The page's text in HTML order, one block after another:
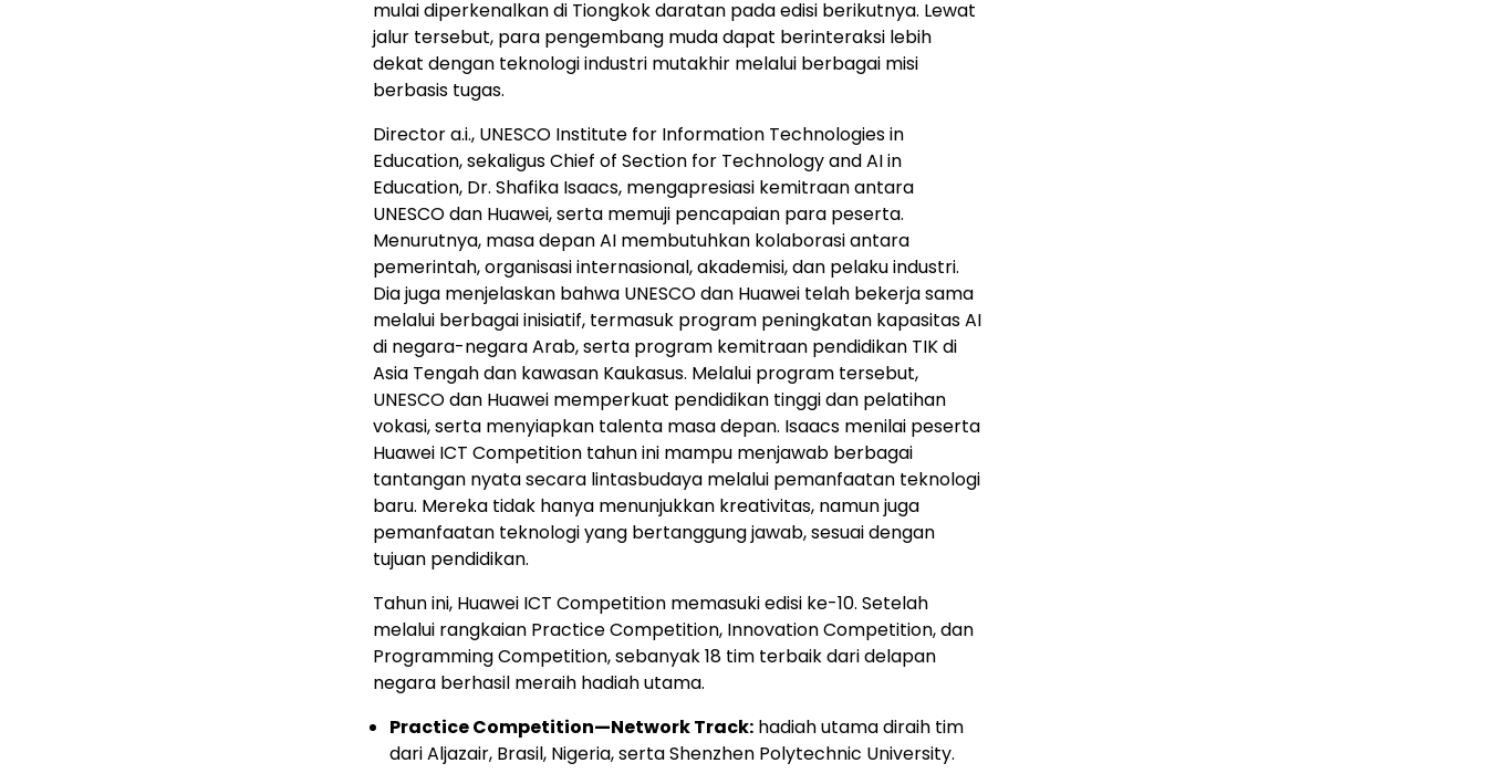
mulai diperkenalkan di Tiongkok daratan pada edisi berikutnya. Lewat
jalur tersebut, para pengembang muda dapat berinteraksi lebih
dekat dengan teknologi industri mutakhir melalui berbagai misi
berbasis tugas.
Director a.i., UNESCO Institute for Information Technologies in
Education, sekaligus Chief of Section for Technology and AI in
Education, Dr. Shafika Isaacs, mengapresiasi kemitraan antara
UNESCO dan Huawei, serta memuji pencapaian para peserta.
Menurutnya, masa depan AI membutuhkan kolaborasi antara
pemerintah, organisasi internasional, akademisi, dan pelaku industri.
Dia juga menjelaskan bahwa UNESCO dan Huawei telah bekerja sama
melalui berbagai inisiatif, termasuk program peningkatan kapasitas AI
di negara-negara Arab, serta program kemitraan pendidikan TIK di
Asia Tengah dan kawasan Kaukasus. Melalui program tersebut,
UNESCO dan Huawei memperkuat pendidikan tinggi dan pelatihan
vokasi, serta menyiapkan talenta masa depan. Isaacs menilai peserta
Huawei ICT Competition tahun ini mampu menjawab berbagai
tantangan nyata secara lintasbudaya melalui pemanfaatan teknologi
baru. Mereka tidak hanya menunjukkan kreativitas, namun juga
pemanfaatan teknologi yang bertanggung jawab, sesuai dengan
tujuan pendidikan.
Tahun ini, Huawei ICT Competition memasuki edisi ke-10. Setelah
melalui rangkaian Practice Competition, Innovation Competition, dan
Programming Competition, sebanyak 18 tim terbaik dari delapan
negara berhasil meraih hadiah utama.
Practice Competition—Network Track: hadiah utama diraih tim
dari Aljazair, Brasil, Nigeria, serta Shenzhen Polytechnic University.